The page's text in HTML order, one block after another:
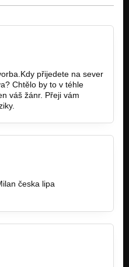
přijedete na sever
Chtělo by to v téhle
váš žánr. Přeji vám
česka lipa